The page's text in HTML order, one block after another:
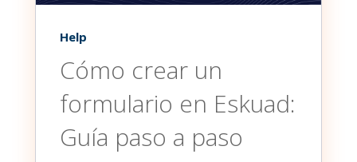
Help
Cómo crear un
formulario en Eskuad:
Guía paso a paso